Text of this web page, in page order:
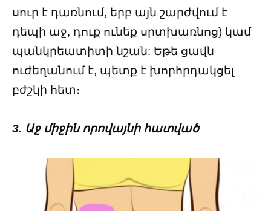
սուր է դառնում, երբ այն շարժվում է
դեպի աջ, դուք ունեք սրտխառնոց) կամ
պանկրեատիտի նշան: Եթե ​​ցավն
ուժեղանում է, պետք է խորհրդակցել
բժշկի հետ։
3. Աջ միջին որովայնի հատված